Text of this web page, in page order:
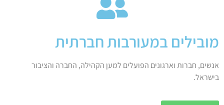
מובילים במעורבות חברתית
אנשים, חברות וארגונים הפועלים למען הקהילה, החברה והציבור
בישראל.